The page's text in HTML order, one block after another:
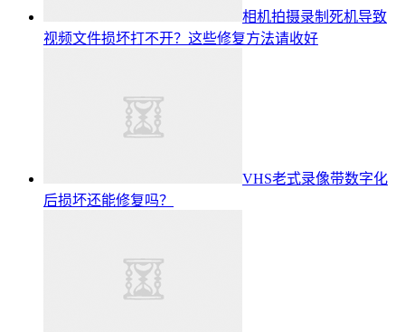
相机拍摄录制死机导致
视频文件损坏打不开？这些修复方法请收好
VHS老式录像带数字化
后损坏还能修复吗？